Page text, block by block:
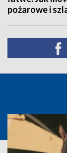
pożarowe i